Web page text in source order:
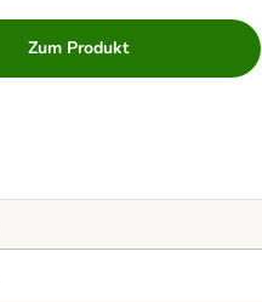
Zum Produkt